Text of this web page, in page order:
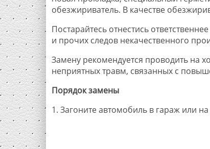
обезжириватель. В качестве
Постарайтесь отнестись
и прочих следов некачественного
Замену рекомендуется проводить на
неприятных травм, связанных с
Порядок замены
1. Загоните автомобиль в гараж или